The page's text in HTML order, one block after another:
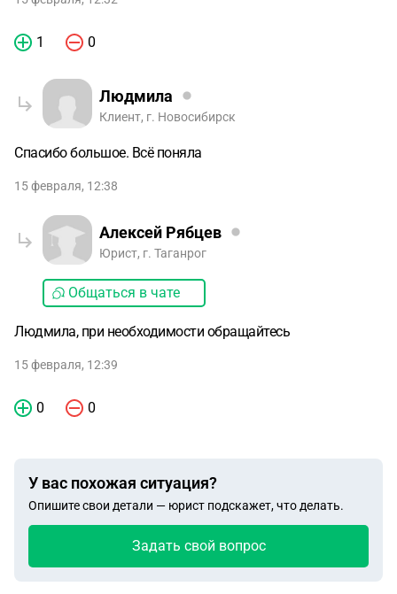
1 0
Людмила
Клиент, г. Новосибирск
Спасибо большое. Всё поняла
15 февраля, 12:38
Алексей Рябцев
Юрист, г. Таганрог
Общаться в чате
Людмила, при необходимости обращайтесь
15 февраля, 12:39
0 0
У вас похожая ситуация?
Опишите свои детали — юрист подскажет, что делать.
Задать свой вопрос